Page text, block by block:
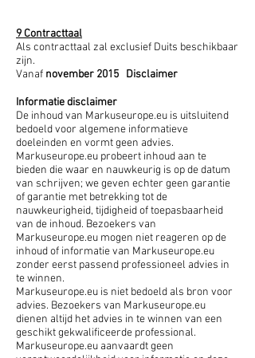
9 Contracttaal
Als contracttaal zal exclusief Duits beschikbaar
zijn.
Vanaf november 2015 Disclaimer
Informatie disclaimer
De inhoud van Markuseurope.eu is uitsluitend
bedoeld voor algemene informatieve
doeleinden en vormt geen advies.
Markuseurope.eu probeert inhoud aan te
bieden die waar en nauwkeurig is op de datum
van schrijven; we geven echter geen garantie
of garantie met betrekking tot de
nauwkeurigheid, tijdigheid of toepasbaarheid
van de inhoud. Bezoekers van
Markuseurope.eu mogen niet reageren op de
inhoud of informatie van Markuseurope.eu
zonder eerst passend professioneel advies in
te winnen.
Markuseurope.eu is niet bedoeld als bron voor
advies. Bezoekers van Markuseurope.eu
dienen altijd het advies in te winnen van een
geschikt gekwalificeerde professional.
Markuseurope.eu aanvaardt geen